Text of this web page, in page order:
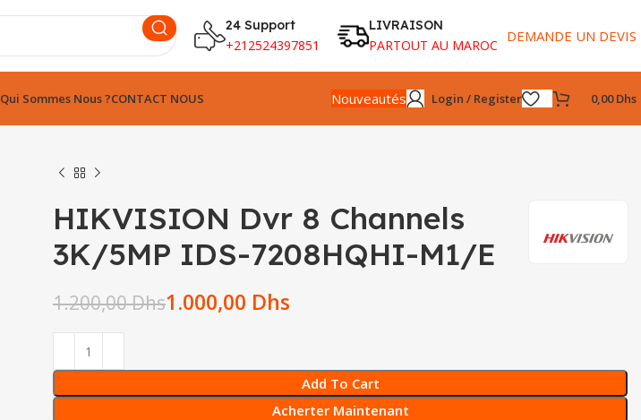
24 Support
+212524397851
LIVRAISON
PARTOUT AU MAROC DEMANDE UN DEVIS
Qui Sommes Nous ?CONTACT NOUS Nouveautés Login / Register 0,00Dhs
HIKVISION Dvr 8 Channels
3K/5MP IDS-7208HQHI-M1/E
1.200,00Dhs1.000,00 Dhs
Add To Cart
Acherter Maintenant